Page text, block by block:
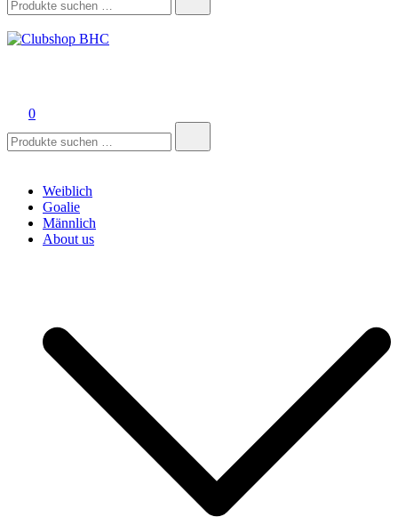
nach:
0
nach:
Weiblich
Goalie
Männlich
About us